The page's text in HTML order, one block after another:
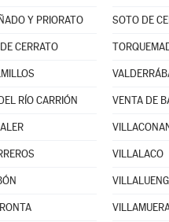
Y PRIORATO SOTO DE
CERRATO
RÍO CARRIÓN VENTA DE
VILLALACO